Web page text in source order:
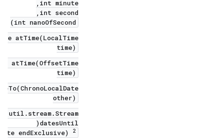
int minute,
int second,
int nanoOfSecond)
atTime(LocalTime
time)
atTime(OffsetTime
time)
other)
datesUntil(
endExclusive)
2